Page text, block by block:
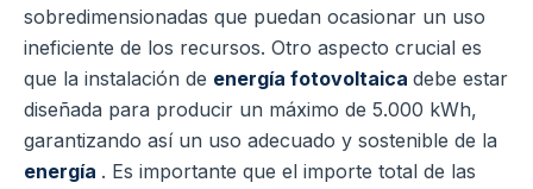
sobredimensionadas que puedan ocasionar un uso
ineficiente de los recursos. Otro aspecto crucial es
que la instalación de energía fotovoltaica debe estar
diseñada para producir un máximo de 5.000 kWh,
garantizando así un uso adecuado y sostenible de la
energía . Es importante que el importe total de las